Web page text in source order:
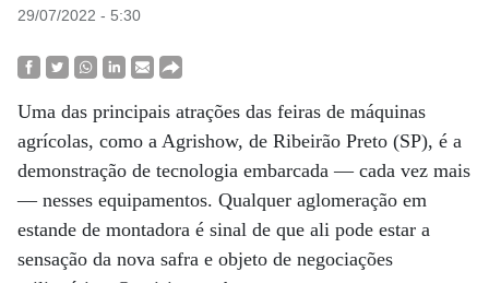
29/07/2022 - 5:30
Uma das principais atrações das feiras de máquinas
agrícolas, como a Agrishow, de Ribeirão Preto (SP), é a
demonstração de tecnologia embarcada ­— cada vez mais
— nesses equipamentos. Qualquer aglomeração em
estande de montadora é sinal de que ali pode estar a
sensação da nova safra e objeto de negociações